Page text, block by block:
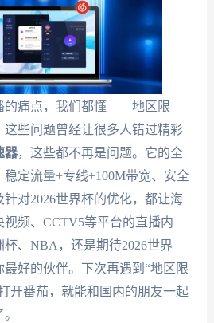
的痛点，我们都懂——地区限
些问题曾经让很多人错过精彩
器，这些都不再是问题。它的全
定流量+专线+100M带宽、安全
对2026世界杯的优化，都让海
频、CCTV5等平台的直播内
、NBA，还是期待2026世界
最好的伙伴。下次再遇到“地区限
开番茄，就能和国内的朋友一起